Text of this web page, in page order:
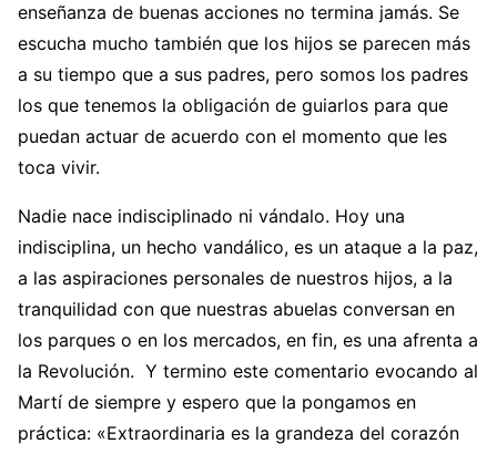
enseñanza de buenas acciones no termina jamás. Se
escucha mucho también que los hijos se parecen más
a su tiempo que a sus padres, pero somos los padres
los que tenemos la obligación de guiarlos para que
puedan actuar de acuerdo con el momento que les
toca vivir.
Nadie nace indisciplinado ni vándalo. Hoy una
indisciplina, un hecho vandálico, es un ataque a la paz,
a las aspiraciones personales de nuestros hijos, a la
tranquilidad con que nuestras abuelas conversan en
los parques o en los mercados, en fin, es una afrenta a
la Revolución. Y termino este comentario evocando al
Martí de siempre y espero que la pongamos en
práctica: «Extraordinaria es la grandeza del corazón